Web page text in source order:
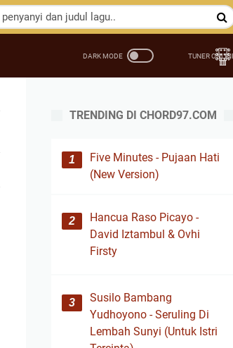
TRENDING DI CHORD97.COM
Five Minutes - Pujaan Hati
(New Version)
Hancua Raso Picayo -
David Iztambul & Ovhi
Firsty
Susilo Bambang
Yudhoyono - Seruling Di
Lembah Sunyi (Untuk Istri